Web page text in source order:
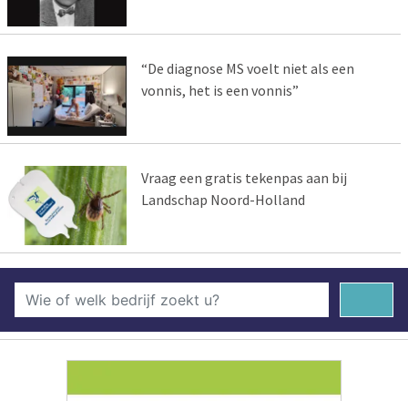
“De diagnose MS voelt niet als een
vonnis, het is een vonnis”
Vraag een gratis tekenpas aan bij
Landschap Noord-Holland